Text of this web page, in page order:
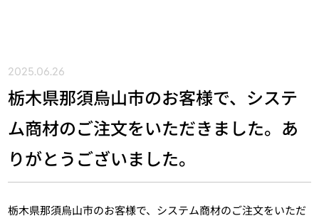
2025.06.26
栃木県那須烏山市のお客様で、システ
ム商材のご注文をいただきました。あ
りがとうございました。
栃木県那須烏山市のお客様で、システム商材のご注文をいただ